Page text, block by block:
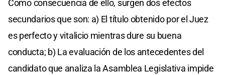
Como consecuencia de ello, surgen dos efectos
secundarios que son: a) El título obtenido por el Juez
es perfecto y vitalicio mientras dure su buena
conducta; b) La evaluación de los antecedentes del
candidato que analiza la Asamblea Legislativa impide